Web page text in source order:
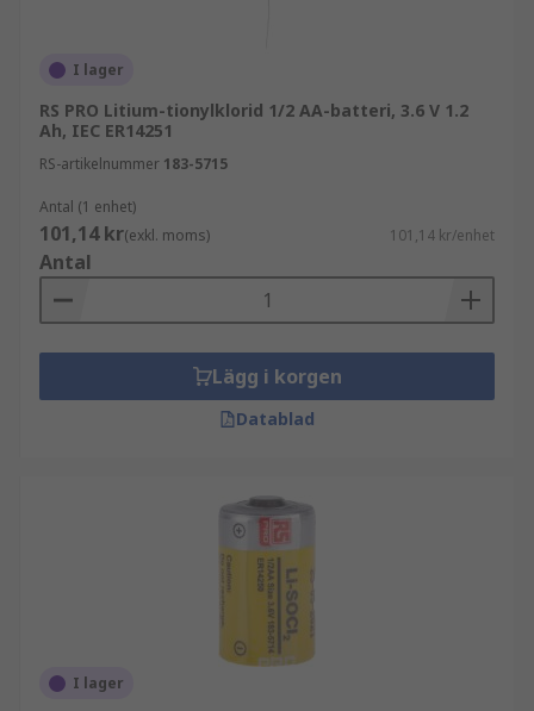
Specialbatterier används i elektroniska enheter
som kräver en liten, kompakt strömkälla. Till
exempel används 1/2 AA-batterier i mindre och
specialiserade elektroniska enheter som
pulsoximetrar, medan A27-batterier (A-storlek)
används i radiofrekvensutrustning som
fjärrkontroller för billarm.
Populära specialbatteristorlekar
LiFePO4, MN21… och många fler.
Litium-mangandioxid
I lager
RS PRO Litium-tionylklorid 1/2 AA-batteri, 3.6 V 1.2
Ah, IEC ER14251
RS-artikelnummer 183-5715
Antal (1 enhet)
101,14 kr(exkl. moms) 101,14 kr/enhet
Antal
Lägg i korgen
Datablad
I lager